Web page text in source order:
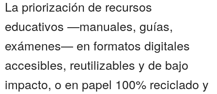
La priorización de recursos
educativos —manuales, guías,
exámenes— en formatos digitales
accesibles, reutilizables y de bajo
impacto, o en papel 100% reciclado y